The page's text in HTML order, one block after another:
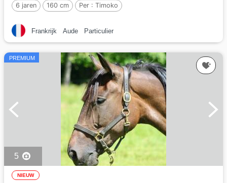
6 jaren
160 cm Per : Timoko
Frankrijk Aude Particulier
PREMIUM
5
NIEUW